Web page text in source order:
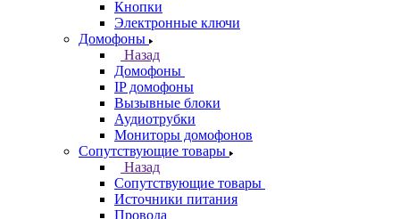
Кнопки
Электронные ключи
Домофоны
Назад
Домофоны
IP домофоны
Вызывные блоки
Аудиотрубки
Мониторы домофонов
Сопутствующие товары
Назад
Сопутствующие товары
Источники питания
Провода